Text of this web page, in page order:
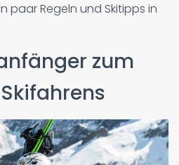
paar Regeln und Skitipps in
zum